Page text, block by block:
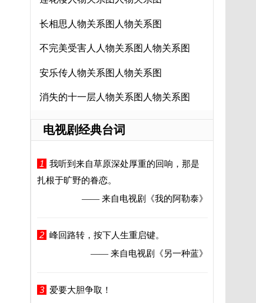
长相思人物关系图人物关系图
不完美受害人人物关系图人物关系图
安乐传人物关系图人物关系图
消失的十一层人物关系图人物关系图
电视剧经典台词
1
我听到来自草原深处厚重的回响，那是
扎根于旷野的眷恋。
—— 来自电视剧
《我的阿勒泰》
2 峰回路转，按下人生重启键。
—— 来自电视剧
《另一种蓝》
3
爱要大胆争取！